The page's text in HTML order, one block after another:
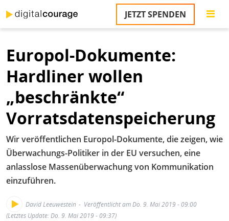
zum
Inhalt
JETZT SPENDEN
Europol-Dokumente:
Hardliner wollen
„beschränkte“
Vorratsdatenspeicherung
Wir veröffentlichen Europol-Dokumente, die zeigen, wie
Überwachungs-Politiker in der EU versuchen, eine
anlasslose Massenüberwachung von Kommunikation
einzuführen.
David Leeuwestein
Veröffentlicht am Do. 9. Mai 2019 - 09:00
(Letztes Update: Do. 9. Mai 2019 - 09:37)